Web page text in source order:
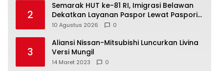
2
Semarak HUT ke-81 RI, Imigrasi Belawan
Dekatkan Layanan Paspor Lewat Pasporia
dan Eazy Paspor
10 Agustus 2026 0
3
Aliansi Nissan-Mitsubishi Luncurkan Livina
Versi Mungil
14 Maret 2023 0